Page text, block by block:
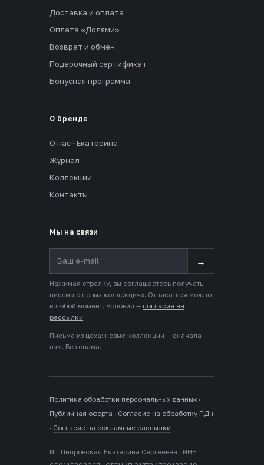
Доставка и оплата
Оплата «Долями»
Возврат и обмен
Подарочный сертификат
Бонусная программа
О бренде
О нас · Екатерина
Журнал
Коллекции
Контакты
Мы на связи
→
Нажимая стрелку, вы соглашаетесь получать
письма о новых коллекциях. Отписаться можно
в любой момент. Условия — согласие на
рассылки
Письма из цеха: новые коллекции — сначала
вам. Без спама.
Политика обработки персональных данных ·
Публичная оферта · Согласие на обработку ПДн
· Согласие на рекламные рассылки
ИП Ципровская Екатерина Сергеевна · ИНН